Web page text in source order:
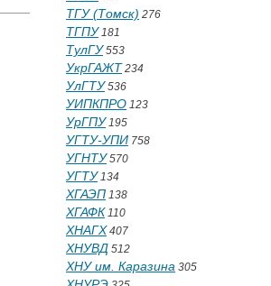
ТГУ (Томск) 276
ТГПУ181
ТулГУ553
УкрГАЖТ 234
УлГТУ536
УИПКПРО 123
УрГПУ195
УГТУ-УПИ 758
УГНТУ570
УГТУ134
ХГАЭП 138
ХГАФК 110
ХНАГХ 407
ХНУВД 512
ХНУ им. Каразина 305